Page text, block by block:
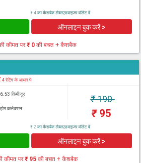
₹ 4 का कैशबैक लैब्सएडवाइजर वॉलेट में
ऑनलाइन बुक करें >
कीमत पर₹ 0की बचत + कैशबैक
4 रेटिंग के आधार पे
6.53 किमी दूर
होम कलेक्शन
₹190
₹95
₹ 2 का कैशबैक लैब्सएडवाइजर वॉलेट में
ऑनलाइन बुक करें >
कीमत पर₹ 95 की बचत + कैशबैक